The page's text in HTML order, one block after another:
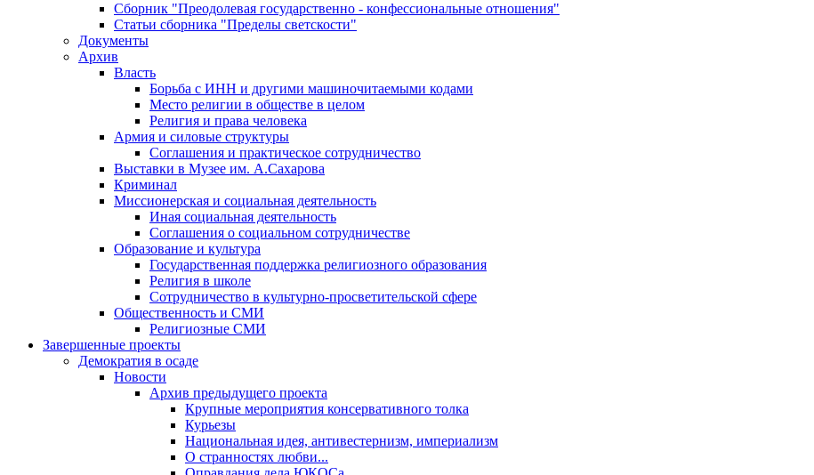
Сборник "Преодолевая государственно - конфессиональные отношения"
Статьи сборника "Пределы светскости"
Документы
Архив
Власть
Борьба с ИНН и другими машиночитаемыми кодами
Место религии в обществе в целом
Религия и права человека
Армия и силовые структуры
Соглашения и практическое сотрудничество
Выставки в Музее им. А.Сахарова
Криминал
Миссионерская и социальная деятельность
Иная социальная деятельность
Соглашения о социальном сотрудничестве
Образование и культура
Государственная поддержка религиозного образования
Религия в школе
Сотрудничество в культурно-просветительской сфере
Общественность и СМИ
Религиозные СМИ
Завершенные проекты
Демократия в осаде
Новости
Архив предыдущего проекта
Крупные мероприятия консервативного толка
Курьезы
Национальная идея, антивестернизм, империализм
О странностях любви...